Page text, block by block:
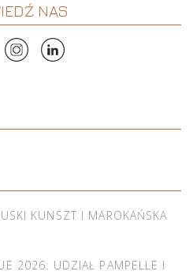
NAS
KUNSZT I MAROKAŃSKA
2026: UDZIAŁ PAMPELLE I